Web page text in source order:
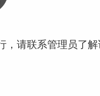
，请联系管理员了